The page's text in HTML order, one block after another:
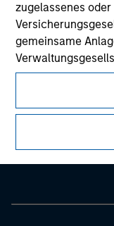
zugelassenes
gemeinsame
dessen
oder Waren-
institutioneller
auf den
Morgan Stanley